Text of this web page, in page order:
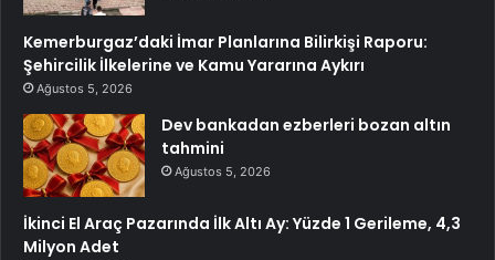
Kemerburgaz’daki İmar Planlarına Bilirkişi Raporu:
Şehircilik İlkelerine ve Kamu Yararına Aykırı
Ağustos 5, 2026
Dev bankadan ezberleri bozan altın
tahmini
Ağustos 5, 2026
İkinci El Araç Pazarında İlk Altı Ay: Yüzde 1 Gerileme, 4,3
Milyon Adet